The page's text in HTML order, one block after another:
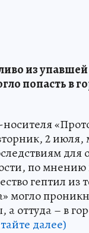
из
попасть в
2 июля,
по
гептил из
могло
а оттуда – в
далее)